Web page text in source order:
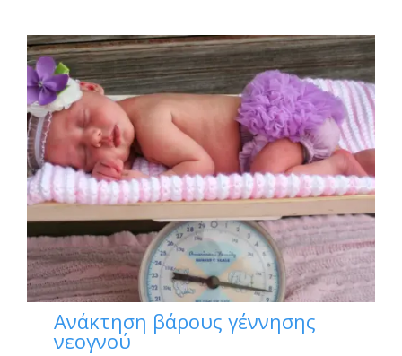
Ανάκτηση βάρους γέννησης
νεογνού